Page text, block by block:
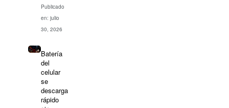
Publicado
en: julio
30, 2026
Batería
del
celular
se
descarga
rápido